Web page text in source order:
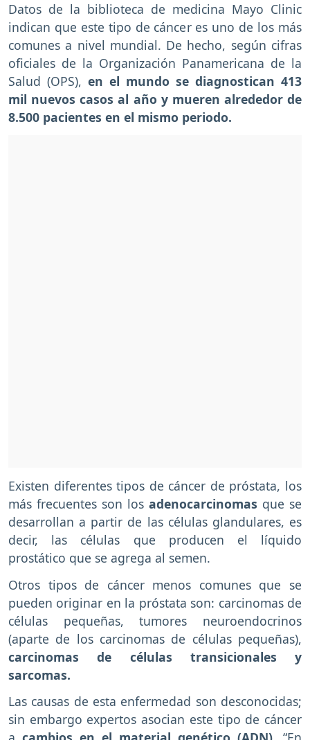
Datos de la biblioteca de medicina Mayo Clinic
indican que este tipo de cáncer es uno de los más
comunes a nivel mundial. De hecho, según cifras
oficiales de la Organización Panamericana de la
Salud (OPS), en el mundo se diagnostican 413
mil nuevos casos al año y mueren alrededor de
8.500 pacientes en el mismo periodo.
Existen diferentes tipos de cáncer de próstata, los
más frecuentes son los adenocarcinomas que se
desarrollan a partir de las células glandulares, es
decir, las células que producen el líquido
prostático que se agrega al semen.
Otros tipos de cáncer menos comunes que se
pueden originar en la próstata son: carcinomas de
células pequeñas, tumores neuroendocrinos
(aparte de los carcinomas de células pequeñas),
carcinomas de células transicionales y
sarcomas.
Las causas de esta enfermedad son desconocidas;
sin embargo expertos asocian este tipo de cáncer